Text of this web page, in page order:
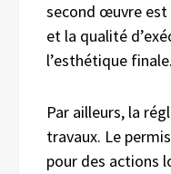
second œuvre est
et la qualité
l’esthétique finale.
Par ailleurs, la
travaux. Le
pour des actions